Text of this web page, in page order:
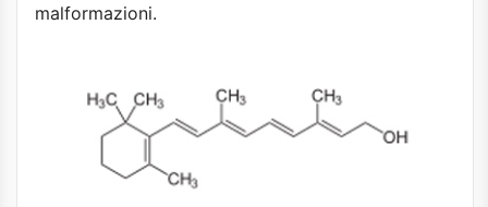
malformazioni.